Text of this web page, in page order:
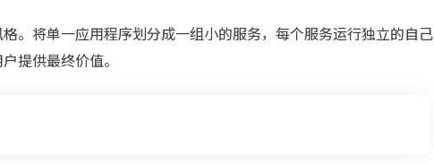
。将单一应用程序划分成一组小的服务，每个服务运行独立的自己
提供最终价值。